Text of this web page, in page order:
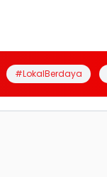
#LokalBerdaya